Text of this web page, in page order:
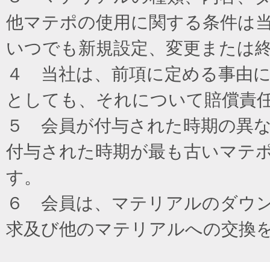
他マテポの使用に関する条件は
いつでも新規設定、変更または
４ 当社は、前項に定める事由
としても、それについて賠償責
５ 会員が付与された時期の異
付与された時期が最も古いマテ
す。
６ 会員は、マテリアルのダウ
求及び他のマテリアルへの交換